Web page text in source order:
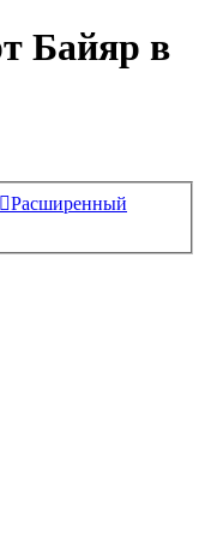
Байяр в
Расширенный